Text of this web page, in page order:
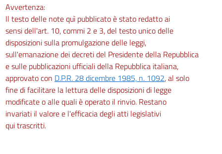
Avvertenza:
Il testo delle note quì pubblicato è stato redatto ai
sensi dell'art. 10, commi 2 e 3, del testo unico delle
disposizioni sulla promulgazione delle leggi,
sull'emanazione dei decreti del Presidente della Repubblica
e sulle pubblicazioni ufficiali della Repubblica italiana,
approvato con D.P.R. 28 dicembre 1985, n. 1092, al solo
fine di facilitare la lettura delle disposizioni di legge
modificate o alle quali è operato il rinvio. Restano
invariati il valore e l'efficacia degli atti legislativi
qui trascritti.